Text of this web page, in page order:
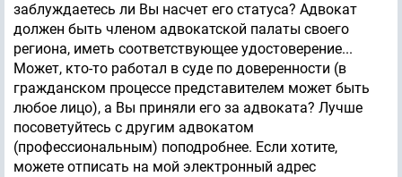
заблуждаетесь ли Вы насчет его статуса? Адвокат
должен быть членом адвокатской палаты своего
региона, иметь соответствующее удостоверение...
Может, кто-то работал в суде по доверенности (в
гражданском процессе представителем может быть
любое лицо), а Вы приняли его за адвоката? Лучше
посоветуйтесь с другим адвокатом
(профессиональным) поподробнее. Если хотите,
можете отписать на мой электронный адрес